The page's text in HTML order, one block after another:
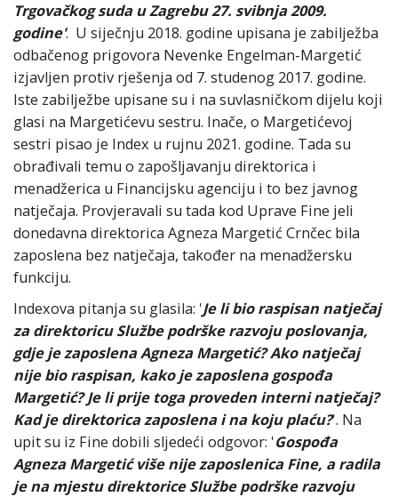
Trgovačkog suda u Zagrebu 27. svibnja 2009.
godine'. U siječnju 2018. godine upisana je zabilježba
odbačenog prigovora Nevenke Engelman-Margetić
izjavljen protiv rješenja od 7. studenog 2017. godine.
Iste zabilježbe upisane su i na suvlasničkom dijelu koji
glasi na Margetićevu sestru. Inače, o Margetićevoj
sestri pisao je Index u rujnu 2021. godine. Tada su
obrađivali temu o zapošljavanju direktorica i
menadžerica u Financijsku agenciju i to bez javnog
natječaja. Provjeravali su tada kod Uprave Fine jeli
donedavna direktorica Agneza Margetić Crnčec bila
zaposlena bez natječaja, također na menadžersku
funkciju.
Indexova pitanja su glasila: 'Je li bio raspisan natječaj
za direktoricu Službe podrške razvoju poslovanja,
gdje je zaposlena Agneza Margetić? Ako natječaj
nije bio raspisan, kako je zaposlena gospođa
Margetić? Je li prije toga proveden interni natječaj?
Kad je direktorica zaposlena i na koju plaću?'. Na
upit su iz Fine dobili sljedeći odgovor: 'Gospođa
Agneza Margetić više nije zaposlenica Fine, a radila
je na mjestu direktorice Službe podrške razvoju